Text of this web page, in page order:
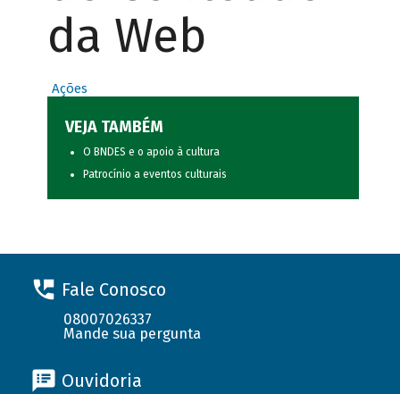
da Web
Ações
VEJA TAMBÉM
O BNDES e o apoio à cultura
Patrocínio a eventos culturais
Fale Conosco
08007026337
Mande sua pergunta
Ouvidoria